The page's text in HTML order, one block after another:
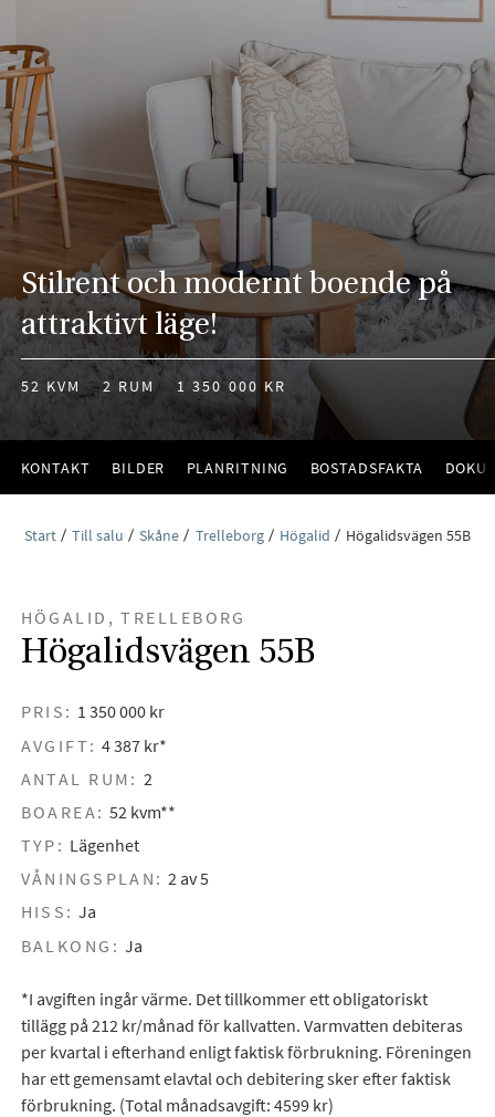
Stilrent och modernt boende på
attraktivt läge!
52 KVM 2 RUM 1 350 000 KR
KONTAKT BILDER PLANRITNING BOSTADSFAKTA
Start Till salu Skåne Trelleborg Högalid Högalidsvägen 55B
HÖGALID, TRELLEBORG
Högalidsvägen 55B
PRIS: 1 350 000 kr
AVGIFT: 4 387 kr*
ANTAL RUM: 2
BOAREA: 52 kvm**
TYP: Lägenhet
VÅNINGSPLAN: 2 av 5
HISS: Ja
BALKONG: Ja
*I avgiften ingår värme. Det tillkommer ett obligatoriskt
tillägg på 212 kr/månad för kallvatten. Varmvatten debiteras
per kvartal i efterhand enligt faktisk förbrukning. Föreningen
har ett gemensamt elavtal och debitering sker efter faktisk
förbrukning. (Total månadsavgift: 4599 kr)